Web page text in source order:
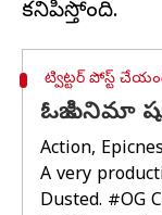
ట్విట్టర్ పోస్ట్
ఓజీ సినిమా
Action,
A very
Dusted. #OG